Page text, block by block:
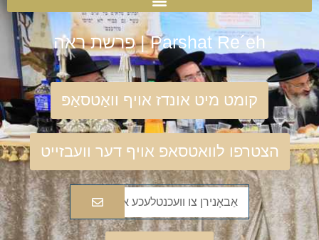
Parshat Re´eh | פרשת ראה
קומט מיט אונדז אויף וואַטסאַפּ
הצטרפו לוואטסאפ אויף דער וועבזייט